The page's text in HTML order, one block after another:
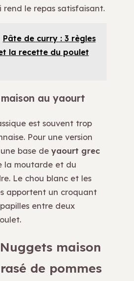
le repas satisfaisant.
Pâte de curry : 3 règles
la recette du poulet
au yaourt
est souvent trop
Pour une version
base de yaourt grec
la moutarde et du
Le chou blanc et les
apportent un croquant
entre deux
maison
de pommes